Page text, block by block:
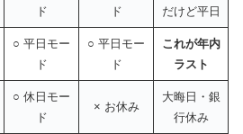
ド
ド
だけど平日
○ 平日モー
ド
○ 平日モー
ド
これが年内
ラスト
○ 休日モー
ド
× お休み
大晦日・銀
行休み